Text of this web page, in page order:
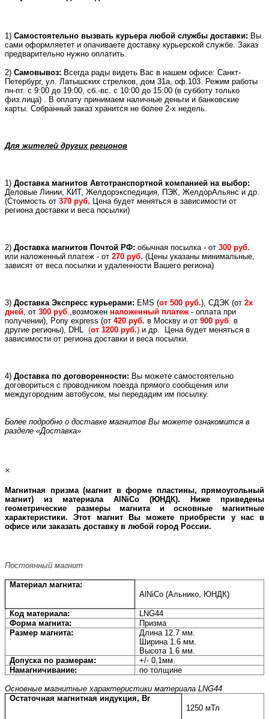
1) Самостоятельно вызвать курьера любой службы доставки: Вы
сами оформляетет и опачиваете доставку курьерской службе. Заказ
предварительно нужно оплатить.
2) Самовывоз: Всегда рады видеть Вас в нашем офисе: Санкт-
Петербург, ул. Латышских стрелков, дом 31а, оф.103. Режим работы
пн-пт. с 9:00 до 19:00, сб.-вс. с 10:00 до 15:00 (в субботу только
физ.лица) . В оплату принимаем наличные деньги и банковские
карты. Собранный заказ хранится не более 2-х недель.
Для жителей других регионов
1) Доставка магнитов Автотранспортной компанией на выбор:
Деловые Линии, КИТ, Желдорэкспедиция, ПЭК, ЖелдорАльянс и др.
(Стоимость от 370 руб. Цена будет меняться в зависимости от
региона доставки и веса посылки)
2) Доставка магнитов Почтой РФ: обычная посылка - от 300 руб.
или наложенный платеж - от 270 руб. (Цены указаны минимальные,
зависят от веса посылки и удаленности Вашего региона)
3) Доставка Экспресс курьерами: EMS (от 500 руб.), СДЭК (от 2х
дней, от 300 руб.,возможен наложенный платеж- оплата при
получении), Pony express (от 420 руб. в Москву и от 900 руб. в
другие регионы), DHL (от 1200 руб.) и др.
Цена будет меняться в
зависимости от региона доставки и веса посылки.
4) Доставка по договоренности: Вы можете самостоятельно
договориться с проводником поезда прямого сообщения или
междугородним автобусом, мы передадим им посылку.
Более подробно о доставке магнитов Вы можете ознакомится в
разделе «Доставка»
×
Магнитная призма (магнит в форме плаcтины, прямоугольный
магнит) из материала AlNiCo (ЮНДК). Ниже приведены
геометрические размеры магнита и основные магнитные
характеристики. Этот магнит Вы можете приобрести у нас в
офисе или заказать доставку в любой город России.
Постоянный магнит
Материал магнита:
AlNiCo (Альнико, ЮНДК)
Код материала:
LNG44
Форма магнита:
Призма
Размер магнита:
Длина 12.7 мм.
Ширина 1.6 мм.
Высота 1.6 мм.
Допуска по размерам:
+/- 0,1мм.
Намагничивание:
по толщине
Основные магнитные характеристики материала LNG44
Остаточная магнитная индукция, Br
1250 мТл